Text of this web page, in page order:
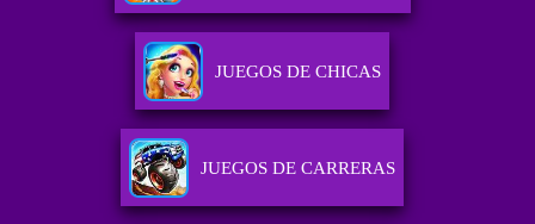
JUEGOS DE CHICAS
JUEGOS DE CARRERAS